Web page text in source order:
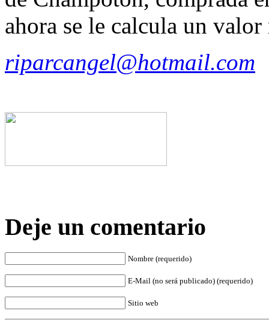
ahora se le calcula un
riparcangel@hotmail.com
Deje un comentario
Nombre (requerido)
E-Mail (no será publicado) (requerido)
Sitio web